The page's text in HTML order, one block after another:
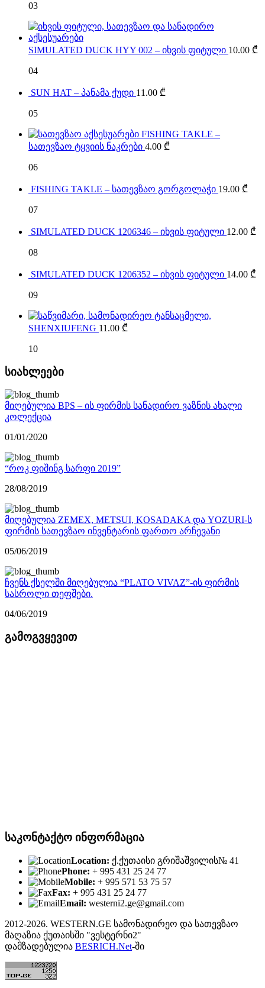
03
SIMULATED DUCK HYY 002 – იხვის ფიტული 10.00 ₾
04
SUN HAT – პანამა ქუდი 11.00 ₾
05
FISHING TAKLE –
სათევზაო ტყვიის ნაკრები 4.00 ₾
06
FISHING TAKLE – სათევზაო გორგოლაჭი 19.00 ₾
07
SIMULATED DUCK 1206346 – იხვის ფიტული 12.00 ₾
08
SIMULATED DUCK 1206352 – იხვის ფიტული 14.00 ₾
09
SHENXIUFENG 11.00 ₾
10
სიახლეები
მიღებულია BPS – ის ფირმის სანადირო ვაზნის ახალი
კოლექცია
01/01/2020
“როკ ფიშინგ სარფი 2019”
28/08/2019
მიღებულია ZEMEX, METSUI, KOSADAKA და YOZURI-ს
ფირმის სათევზაო ინვენტარის ფართო არჩევანი
05/06/2019
ჩვენს ქსელში მიღებულია “PLATO VIVAZ”-ის ფირმის
სასროლი თეფშები.
04/06/2019
გამოგვყევით
საკონტაქტო ინფორმაცია
Location: ქ.ქუთაისი გრიშაშვილის№ 41
Phone: + 995 431 25 24 77
Mobile: + 995 571 53 75 57
Fax: + 995 431 25 24 77
Email: westerni2.ge@gmail.com
2012-2026. WESTERN.GE სამონადირეო და სათევზაო
მაღაზია ქუთაისში "ვესტერნი2"
დამზადებულია BESRICH.Net-ში